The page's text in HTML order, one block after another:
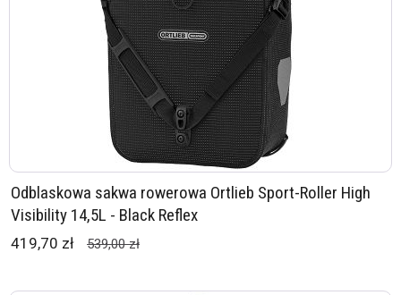
Odblaskowa sakwa rowerowa Ortlieb Sport-Roller High
Visibility 14,5L - Black Reflex
419,70 zł 539,00 zł